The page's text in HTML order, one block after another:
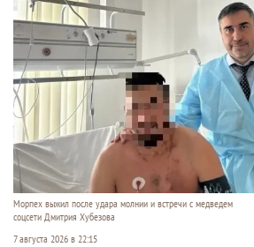
Морпех выжил после удара молнии и встречи с медведем
соцсети Дмитрия Хубезова
7 августа 2026 в 22:15